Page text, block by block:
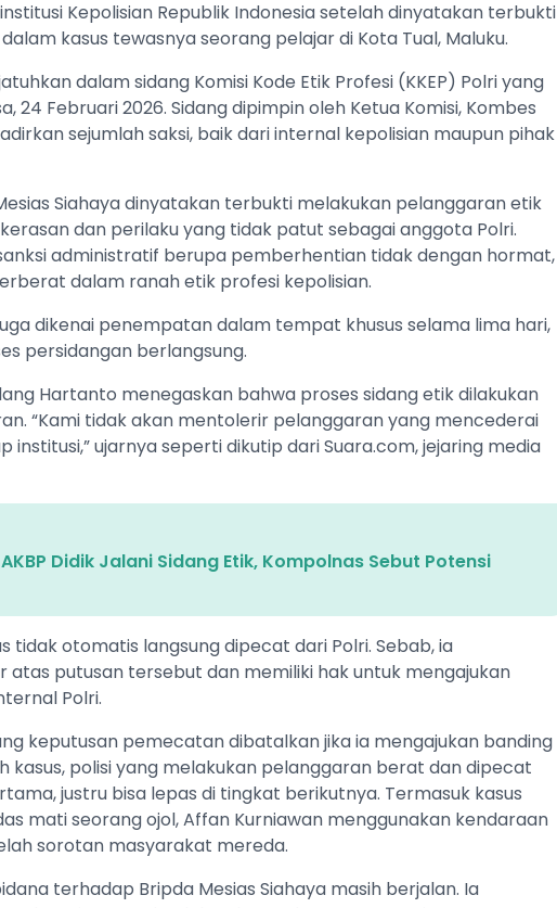
Kepolisian Republik Indonesia setelah dinyatakan terbukti
kasus tewasnya seorang pelajar di Kota Tual, Maluku.
dalam sidang Komisi Kode Etik Profesi (KKEP) Polri yang
24 Februari 2026. Sidang dipimpin oleh Ketua Komisi, Kombes
sejumlah saksi, baik dari internal kepolisian maupun pihak
Siahaya dinyatakan terbukti melakukan pelanggaran etik
dan perilaku yang tidak patut sebagai anggota Polri.
administratif berupa pemberhentian tidak dengan hormat,
dalam ranah etik profesi kepolisian.
dikenai penempatan dalam tempat khusus selama lima hari,
persidangan berlangsung.
Hartanto menegaskan bahwa proses sidang etik dilakukan
“Kami tidak akan mentolerir pelanggaran yang mencederai
ujarnya seperti dikutip dari Suara.com, jejaring media
Didik Jalani Sidang Etik, Kompolnas Sebut Potensi
tidak otomatis langsung dipecat dari Polri. Sebab, ia
putusan tersebut dan memiliki hak untuk mengajukan
Polri.
keputusan pemecatan dibatalkan jika ia mengajukan banding
kasus, polisi yang melakukan pelanggaran berat dan dipecat
justru bisa lepas di tingkat berikutnya. Termasuk kasus
mati seorang ojol, Affan Kurniawan menggunakan kendaraan
sorotan masyarakat mereda.
terhadap Bripda Mesias Siahaya masih berjalan. Ia